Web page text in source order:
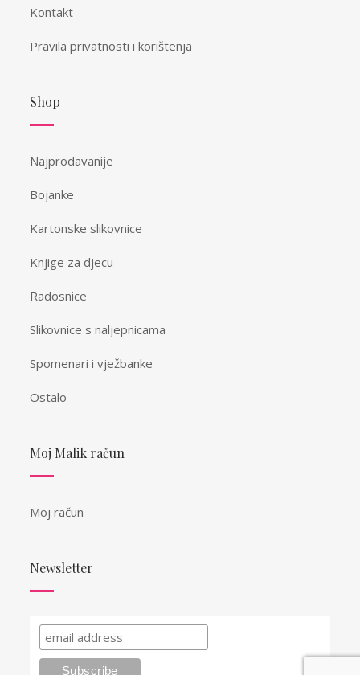
Kontakt
Pravila privatnosti i korištenja
Shop
Najprodavanije
Bojanke
Kartonske slikovnice
Knjige za djecu
Radosnice
Slikovnice s naljepnicama
Spomenari i vježbanke
Ostalo
Moj Malik račun
Moj račun
Newsletter